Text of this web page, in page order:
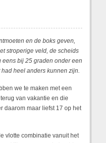
en de boks geven,
stroperige veld, de scheids
bij 25 graden onder een
heel anders kunnen zijn.
we te maken met een
van vakantie en die
daarom maar liefst 17 op het
vlotte combinatie vanuit het